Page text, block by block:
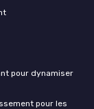
pour dynamiser
pour les